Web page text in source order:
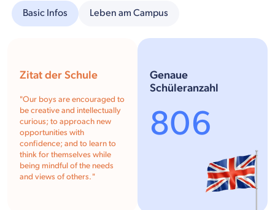
Basic Infos Leben am Campus
Zitat der Schule
"Our boys are encouraged to
be creative and intellectually
curious; to approach new
opportunities with
confidence; and to learn to
think for themselves while
being mindful of the needs
and views of others."
Genaue
Schüleranzahl
806